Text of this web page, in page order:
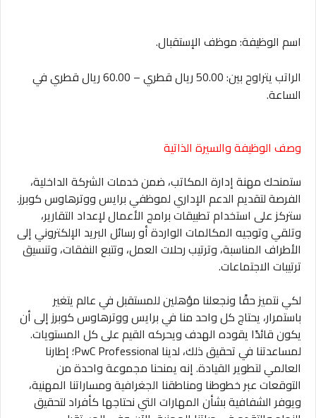
اسم الوظيفة: موظف الإستقبال.
الراتب يتراوح بين: 50.00 ريال قطري – 60.00 ريال قطري في
الساعة.
وصف الوظيفة والسيرة الذاتية
ستمنحك مهنة إدارة المكاتب، ضمن خدمات الشركة الداخلية،
الفرصة لتقديم الدعم الإداري لموظفي برايس ووترهاوس كوبرز.
ستركز على استخدام تطبيقات برامج الأعمال لإعداد التقارير،
وتلقي وتوجيه المكالمات الواردة أو رسائل البريد الإلكتروني إلى
الأطراف المناسبة، وترتيب رحلات العمل، وتتبع النفقات، وتنسيق
ترتيبات الاجتماعات.
لكي نتميز حقًا ونجعلنا مؤهلين للمستقبل في عالم يتغير
باستمرار، يحتاج كل واحد منا في برايس ووترهاوس كوبرز إلى أن
يكون قائدًا يقوده الهدف ويحركه القيم على كل المستويات.
لمساعدتنا في تحقيق ذلك، لدينا PwC Professional؛ إطارنا
العالمي لتطوير القيادة. إنه يمنحنا مجموعة واحدة من
التوقعات عبر خطوطنا ومناطقنا الجغرافية ومساراتنا المهنية،
ويوفر الشفافية بشأن المهارات التي نحتاجها كأفراد لتحقيق